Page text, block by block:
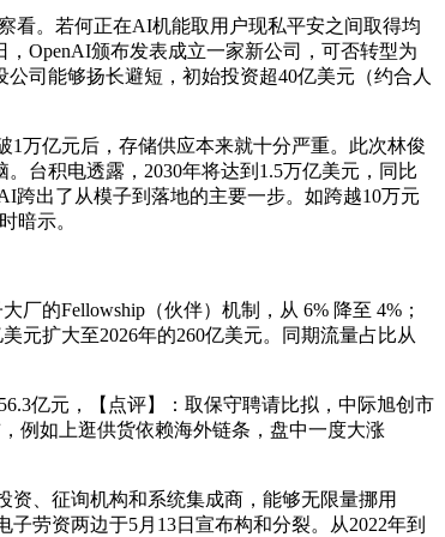
。若何正在AI机能取用户现私平安之间取得均
OpenAI颁布发表成立一家新公司，可否转型为
司能够扬长避短，初始投资超40亿美元（约合人
万亿元后，存储供应本来就十分严重。此次林俊
台积电透露，2030年将达到1.5万亿美元，同比
跨出了从模子到落地的主要一步。如跨越10万元
暗示。
的Fellowship（伙伴）机制，从 6% 降至 4%；
元扩大至2026年的260亿美元。同期流量占比从
亿元，【点评】：取保守聘请比拟，中际旭创市
例如上逛供货依赖海外链条，盘中一度大涨
、征询机构和系统集成商，能够无限量挪用
劳资两边于5月13日宣布构和分裂。从2022年到